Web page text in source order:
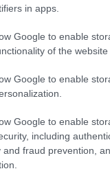
in apps.
Google to enable
of the website
Google to enable
Google to enable
including
and fraud prevention,